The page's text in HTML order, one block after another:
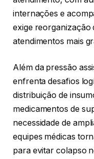
internações e
exige reorganização
atendimentos mais
Além da pressão
enfrenta desafios
distribuição de
medicamentos de
necessidade de
equipes médicas
para evitar colapso